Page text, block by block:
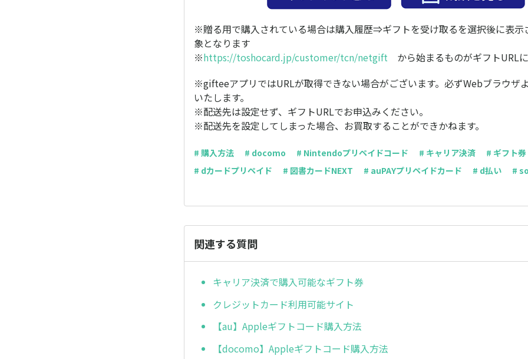
※贈る用で購入されている場合は購入履歴⇒ギフトを受け取るを選択後に表示
象となります
※https://toshocard.jp/customer/tcn/netgift から始まるものがギフトURLに
※gifteeアプリではURLが取得できない場合がございます。必ずWebブラウザ
いたします。
※配送先は設定せず、ギフトURLでお申込みください。
※配送先を設定してしまった場合、お買取することができかねます。
# 購入方法 # docomo # Nintendoプリペイドコード # キャリア決済
# ギフト券
# dカードプリペイド
# 図書カードNEXT # auPAYプリペイドカード # d払い #
関連する質問
キャリア決済で購入可能なギフト券
クレジットカード利用可能サイト
【au】Appleギフトコード購入方法
【docomo】Appleギフトコード購入方法